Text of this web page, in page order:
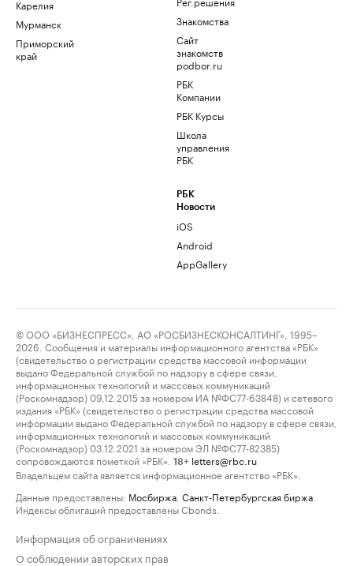
Карелия
Мурманск
Приморский
край
Знакомства
Сайт
знакомств
podbor.ru
РБК
Компании
РБК Курсы
Школа
управления
РБК
РБК
Новости
iOS
Android
AppGallery
© ООО «БИЗНЕСПРЕСС», АО «РОСБИЗНЕСКОНСАЛТИНГ», 1995–
2026. Сообщения и материалы информационного агентства «РБК»
(свидетельство о регистрации средства массовой информации
выдано Федеральной службой по надзору в сфере связи,
информационных технологий и массовых коммуникаций
(Роскомнадзор) 09.12.2015 за номером ИА №ФС77-63848) и сетевого
издания «РБК» (свидетельство о регистрации средства массовой
информации выдано Федеральной службой по надзору в сфере связи,
информационных технологий и массовых коммуникаций
(Роскомнадзор) 03.12.2021 за номером ЭЛ №ФС77-82385)
сопровождаются пометкой «РБК».
18+ letters@rbc.ru
Владельцем сайта является информационное агентство «РБК».
Данные предоставлены: Мосбиржа Санкт-Петербургская биржа
Индексы облигаций предоставлены Cbonds.
Информация об ограничениях
О соблюдении авторских прав